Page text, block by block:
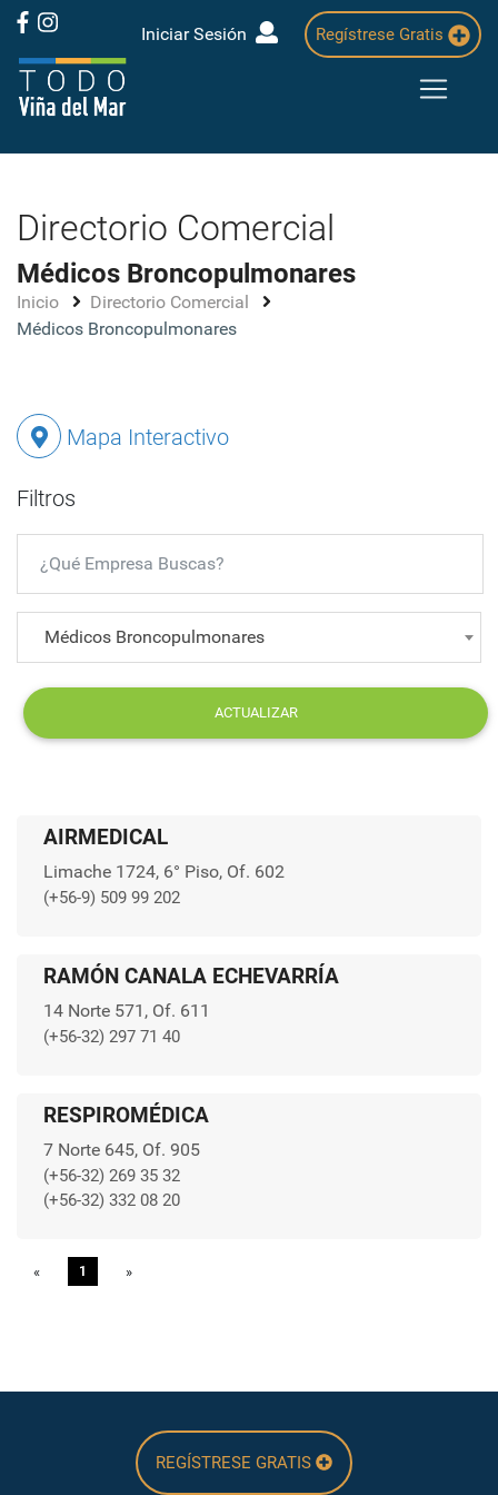
Iniciar Sesión Regístrese Gratis
Directorio Comercial
Médicos Broncopulmonares
Inicio
Directorio Comercial
Médicos Broncopulmonares
Mapa Interactivo
Filtros
Médicos Broncopulmonares
ACTUALIZAR
AIRMEDICAL
Limache 1724, 6° Piso, Of. 602
(+56-9) 509 99 202
RAMÓN CANALA ECHEVARRÍA
14 Norte 571, Of. 611
(+56-32) 297 71 40
RESPIROMÉDICA
7 Norte 645, Of. 905
(+56-32) 269 35 32
(+56-32) 332 08 20
« Previous
1 »
REGÍSTRESE GRATIS